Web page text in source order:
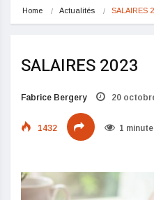
Home Actualités SALAIRES
SALAIRES 2023
Fabrice Bergery 20
1432 1